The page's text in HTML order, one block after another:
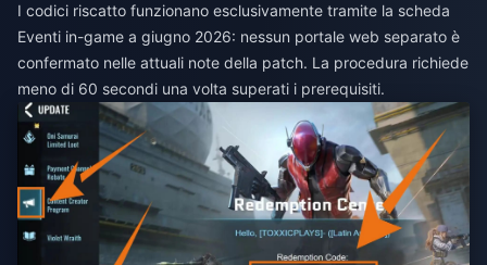
I codici riscatto funzionano esclusivamente tramite la scheda
Eventi in-game a giugno 2026: nessun portale web separato è
confermato nelle attuali note della patch. La procedura richiede
meno di 60 secondi una volta superati i prerequisiti.